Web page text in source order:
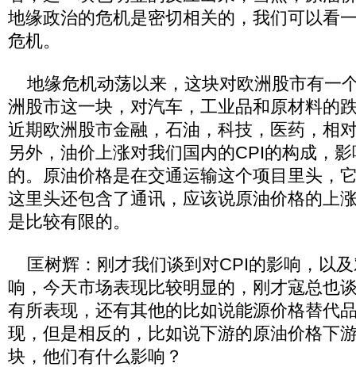
地缘政治的危机是密切相关的，我们可以看
危机。
地缘危机动荡以来，这块对欧洲股市有一
洲股市这一块，对汽车，工业品和原材料的
近期欧洲股市金融，石油，科技，医药，相
另外，油价上涨对我们国内的CPI的构成，
的。原油价格是在交通运输这个项目里头，
这里头还包含了通讯，应该说原油价格的上
是比较有限的。
匡树辉：刚才我们谈到对CPI的影响，以
响，今天市场表现比较明显的，刚才寇总也
有所表现，还有其他的比如说能源价格替代
现，但是相反的，比如说下游的原油价格下
块，他们有什么影响？